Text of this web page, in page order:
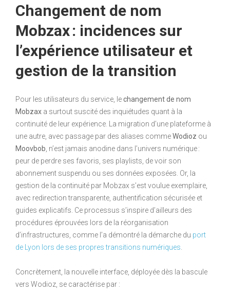
Changement de nom
Mobzax : incidences sur
l’expérience utilisateur et
gestion de la transition
Pour les utilisateurs du service, lechangement de nom
Mobzax a surtout suscité des inquiétudes quant à la
continuité de leur expérience. La migration d’une plateforme à
une autre, avec passage par des aliases commeWodioz ou
Moovbob , n’est jamais anodine dans l’univers numérique :
peur de perdre ses favoris, ses playlists, de voir son
abonnement suspendu ou ses données exposées. Or, la
gestion de la continuité par Mobzax s’est voulue exemplaire,
avec redirection transparente, authentification sécurisée et
guides explicatifs. Ce processus s’inspire d’ailleurs des
procédures éprouvées lors de la réorganisation
d’infrastructures, comme l’a démontré la démarche du port
de Lyon lors de ses propres transitions numériques
Concrètement, la nouvelle interface, déployée dès la bascule
vers Wodioz, se caractérise par :